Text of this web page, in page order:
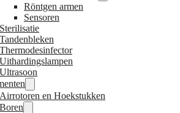
Röntgen armen
Sensoren
Sterilisatie
Tandenbleken
Thermodesinfector
Uithardingslampen
Ultrasoon
Airrotoren en Hoekstukken
Boren